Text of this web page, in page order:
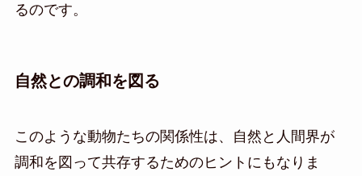
るのです。
自然との調和を図る
このような動物たちの関係性は、自然と人間界が
調和を図って共存するためのヒントにもなりま